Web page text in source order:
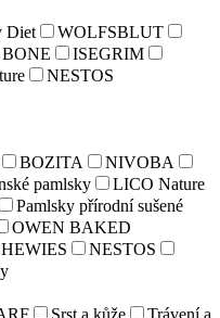
Diet
WOLFSBLUT
ISEGRIM
NESTOS
BOZITA
NIVOBA
pamlsky
LICO Nature
Pamlsky přírodní sušené
OWEN BAKED
NESTOS
Srst a kůže
Trávení a